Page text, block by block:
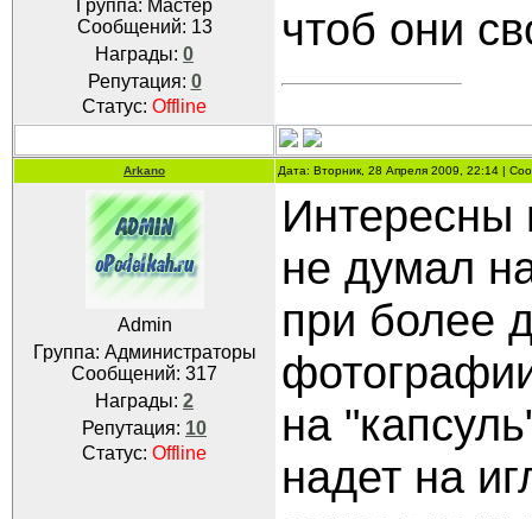
Группа: Мастер
Сообщений: 13
Награды: 0
Репутация: 0
Статус: Offline
чтоб они
Arkano Дата: Вторник, 28 Апреля 2009, 22:14 |
Admin
Группа: Администраторы
Сообщений: 317
Награды: 2
Репутация: 10
Статус: Offline
Интересны
не думал
при более
на
надет на